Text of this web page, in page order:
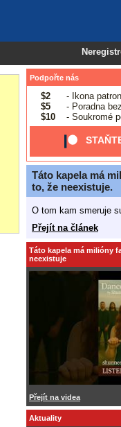
Podpořte nás
$2
- Ikona
$5
- Poradna
$10
- Soukromé
Táto kapela má
to, že neexistuje.
O tom kam smeruje
Přejít na článek
Táto kapela má milióny
neexistuje
Přejít na videa
Aktuality